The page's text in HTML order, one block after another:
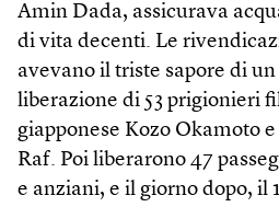
Amin Dada, assicurava
di vita decenti. Le
avevano il triste sapore di
liberazione di 53 prigionieri
giapponese Kozo Okamoto
Raf. Poi liberarono 47
e anziani, e il giorno dopo, il